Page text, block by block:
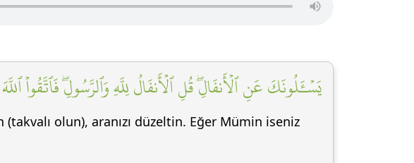
يَسۡـَٔلُونَكَ عَنِ ٱلۡأَنفَالِۖ قُلِ ٱلۡأَنفَالُ لِلَّهِ وَٱلرَّسُولِۖ فَٱتَّقُواْ
(takvalı olun), aranızı düzeltin. Eğer Mümin iseniz